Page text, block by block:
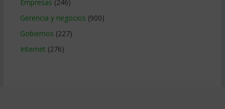
Empresas (246)
Gerencia y negocios (900)
Gobiernos (227)
Internet (276)